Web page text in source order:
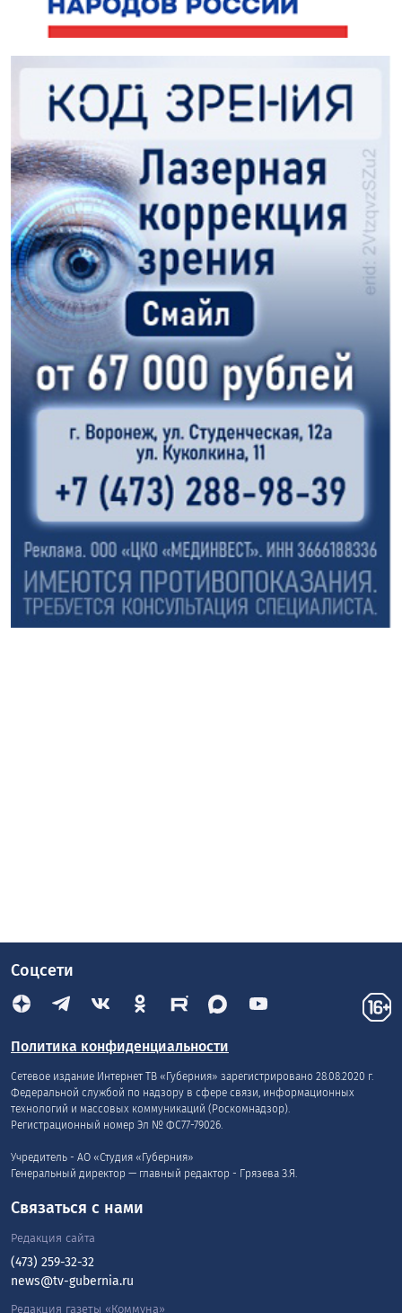
Соцсети
Политика конфиденциальности
Сетевое издание Интернет ТВ «Губерния» зарегистрировано 28.08.2020 г.
Федеральной службой по надзору в сфере связи, информационных
технологий и массовых коммуникаций (Роскомнадзор).
Регистрационный номер Эл № ФС77-79026.
Учредитель - АО «Студия «Губерния»
Генеральный директор — главный редактор - Грязева З.Я.
Связаться с нами
Редакция сайта
(473) 259-32-32
news@tv-gubernia.ru
Редакция газеты «Коммуна»